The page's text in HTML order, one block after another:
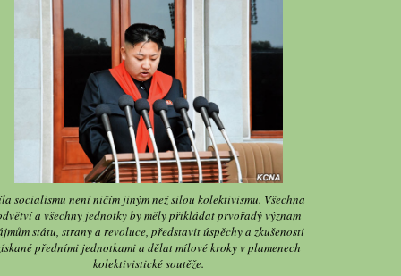
socialismu není ničím jiným než silou kolektivismu. Všechna
a všechny jednotky by měly přikládat prvořadý význam
státu, strany a revoluce, představit úspěchy a zkušenosti
předními jednotkami a dělat mílové kroky v plamenech
kolektivistické soutěže.